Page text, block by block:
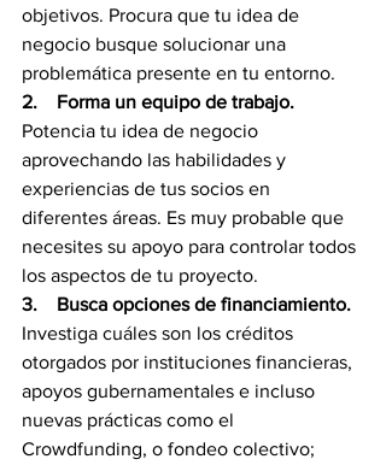
objetivos. Procura que tu idea de
negocio busque solucionar una
problemática presente en tu entorno.
2.    Forma un equipo de trabajo.
Potencia tu idea de negocio
aprovechando las habilidades y
experiencias de tus socios en
diferentes áreas. Es muy probable que
necesites su apoyo para controlar todos
los aspectos de tu proyecto.
3.    Busca opciones de financiamiento.
Investiga cuáles son los créditos
otorgados por instituciones financieras,
apoyos gubernamentales e incluso
nuevas prácticas como el
Crowdfunding, o fondeo colectivo;